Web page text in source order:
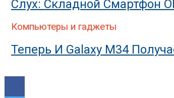
Слух: Складной Смартфон
Компьютеры и гаджеты
Теперь И Galaxy M34